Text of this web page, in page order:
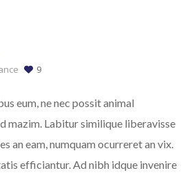
9
eum, ne nec possit animal
mazim. Labitur similique liberavisse
an eam, numquam ocurreret an vix.
efficiantur. Ad nibh idque invenire